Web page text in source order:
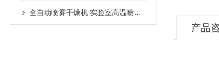
全自动喷雾干燥机 实验室高温喷雾干燥机价格多少
产品